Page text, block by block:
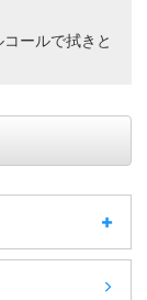
ールで拭きと